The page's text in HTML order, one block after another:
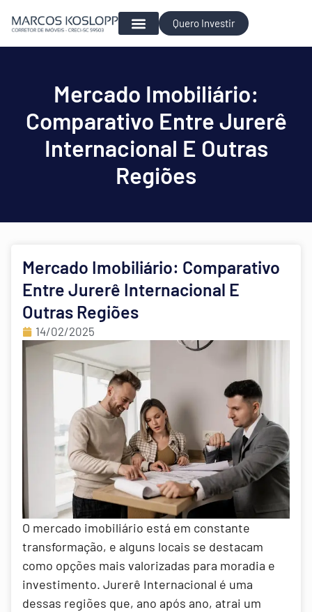
Quero Investir
Mercado Imobiliário:
Comparativo Entre Jurerê
Internacional E Outras
Regiões
Mercado Imobiliário: Comparativo
Entre Jurerê Internacional E
Outras Regiões
14/02/2025
O mercado imobiliário está em constante
transformação, e alguns locais se destacam
como opções mais valorizadas para moradia e
investimento. Jurerê Internacional é uma
dessas regiões que, ano após ano, atrai um